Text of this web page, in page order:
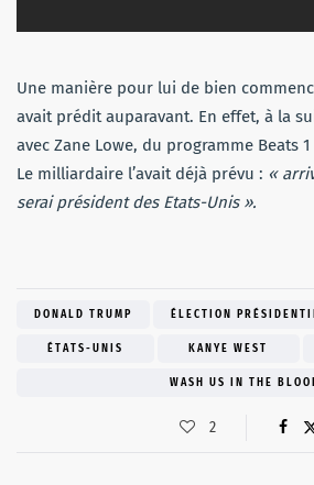
Une manière pour lui de bien
avait prédit auparavant. En effet, à la
avec Zane Lowe, du programme Beats
Le milliardaire l’avait déjà prévu : «
serai président des Etats-Unis ».
DONALD TRUMP ÉLECTION
ÉTATS-UNIS KANYE WEST
WASH US IN THE
2